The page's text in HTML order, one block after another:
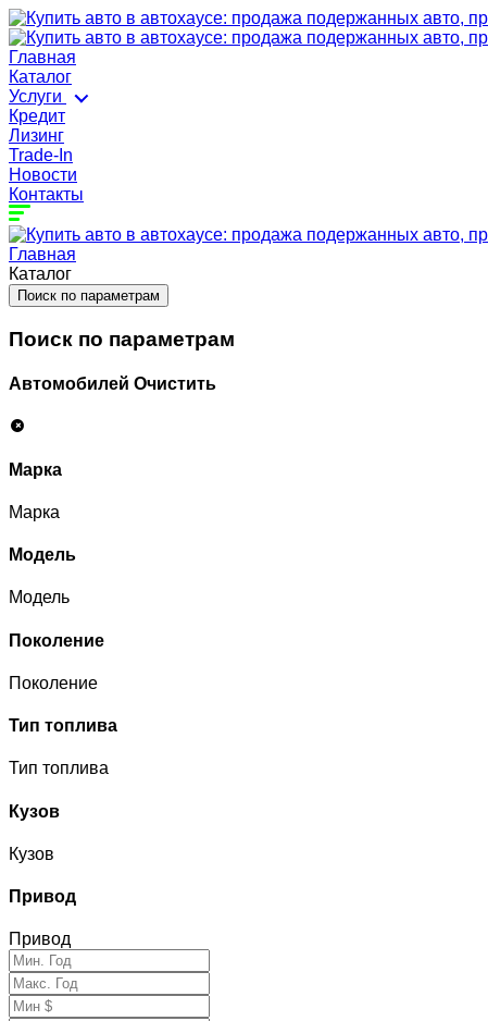
Главная
Каталог
Услуги
Кредит
Лизинг
Trade-In
Новости
Контакты
Главная
Каталог
Поиск по параметрам
Поиск по параметрам
Автомобилей Очистить
Марка
Марка
Модель
Модель
Поколение
Поколение
Тип топлива
Тип топлива
Кузов
Кузов
Привод
Привод